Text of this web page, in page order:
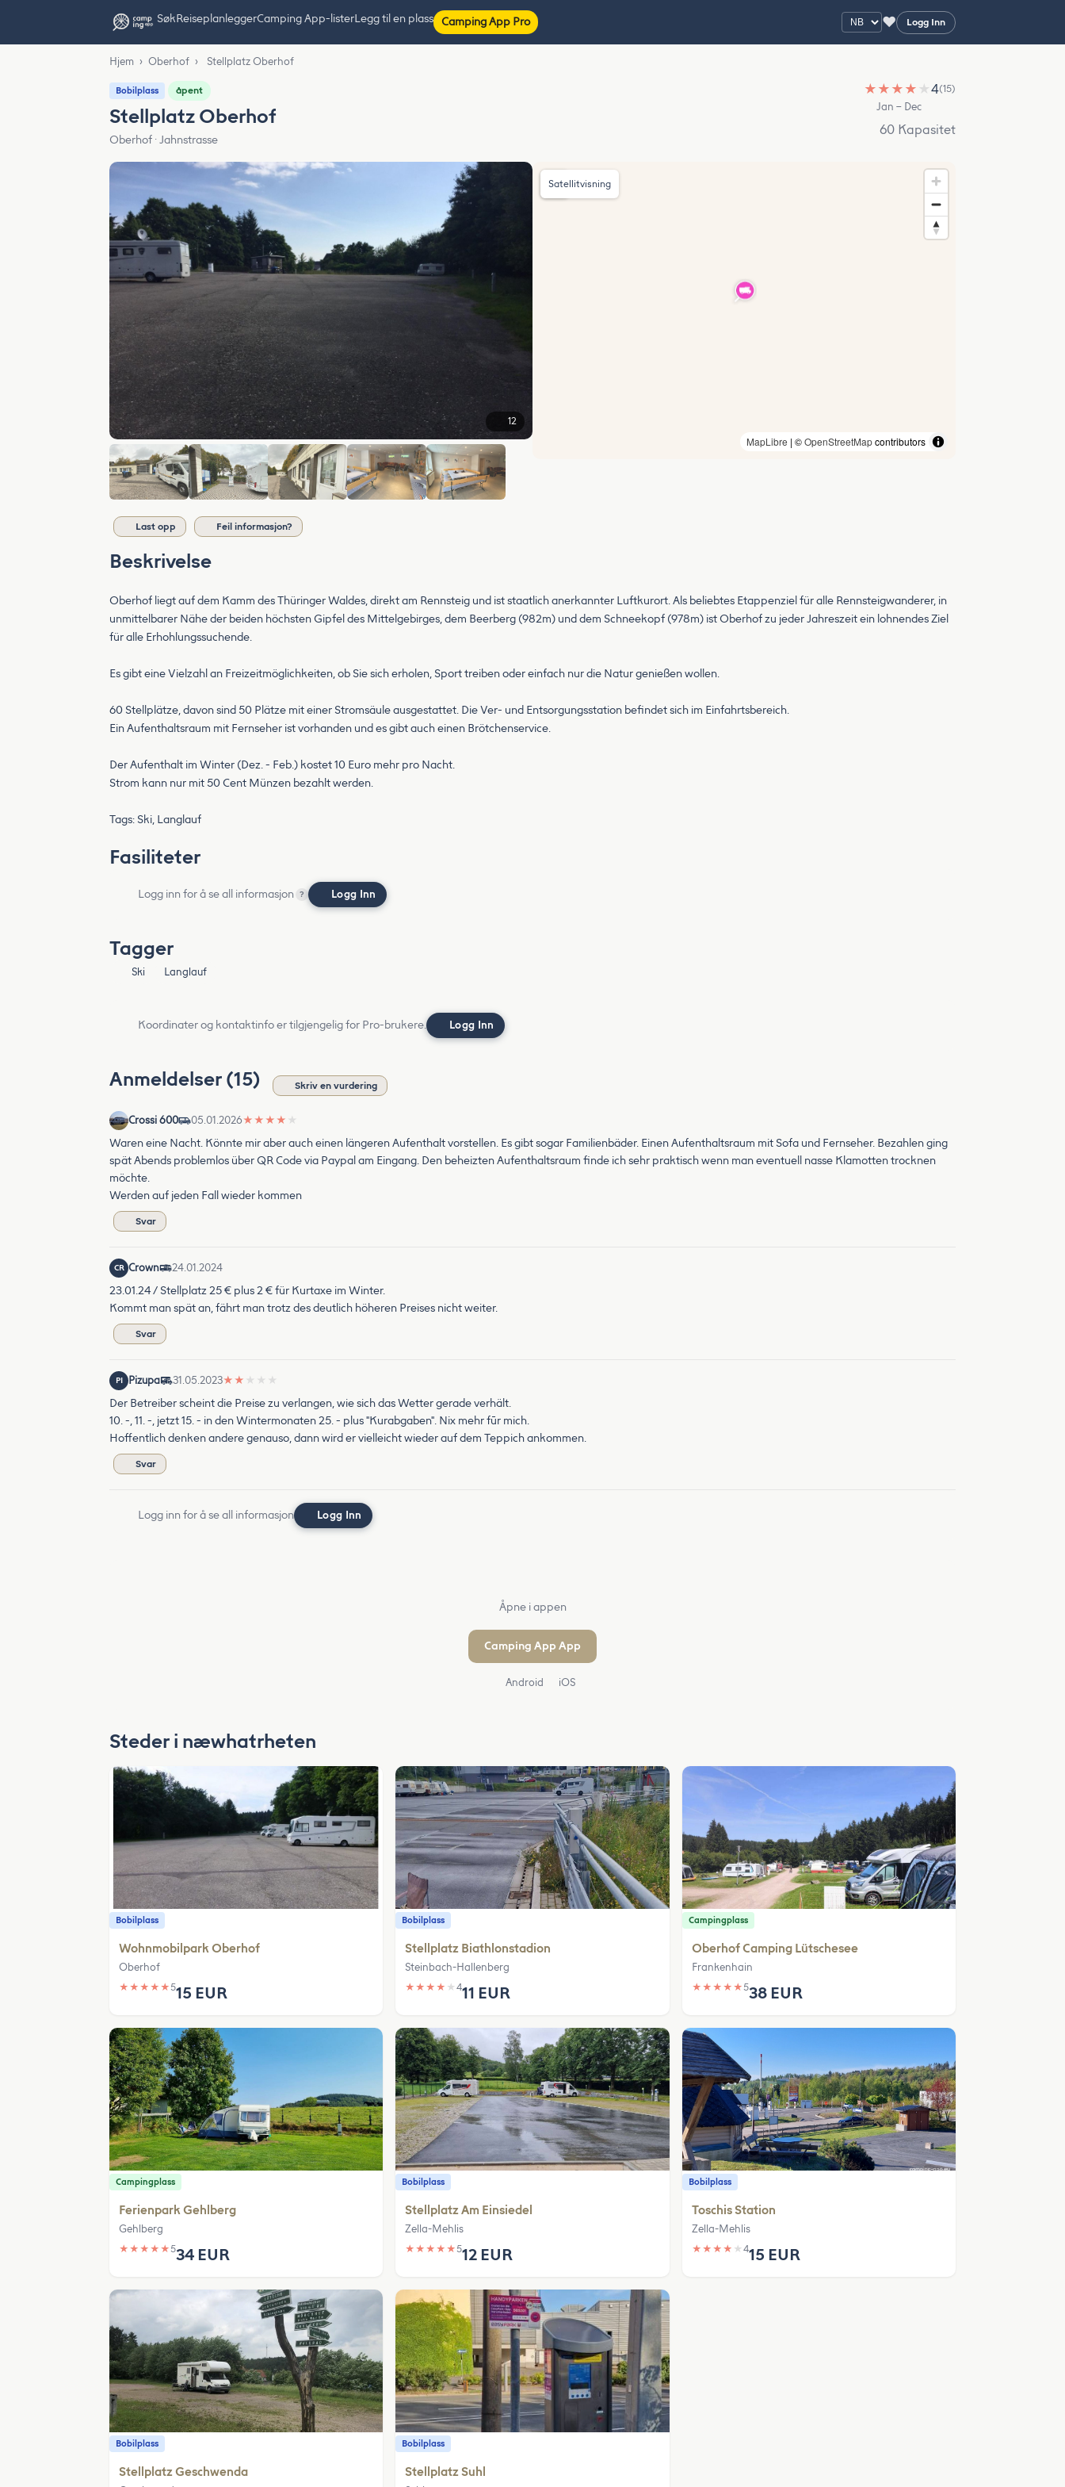
SøkReiseplanleggerCamping App-listerLegg til en plass Camping App Pro ♥ Logg Inn
Hjem › Oberhof › Stellplatz Oberhof
Bobilplass åpent
Stellplatz Oberhof
Oberhof · Jahnstrasse
★ ★ ★ ★ ★4(15)
Jan – Dec
60 Kapasitet
12
MapLibre | ©OpenStreetMapcontributors
Satellitvisning
Last opp Feil informasjon?
Beskrivelse
Oberhof liegt auf dem Kamm des Thüringer Waldes, direkt am Rennsteig und ist staatlich anerkannter Luftkurort. Als beliebtes Etappenziel für alle Rennsteigwanderer, in
unmittelbarer Nähe der beiden höchsten Gipfel des Mittelgebirges, dem Beerberg (982m) und dem Schneekopf (978m) ist Oberhof zu jeder Jahreszeit ein lohnendes Ziel
für alle Erhohlungssuchende.
Es gibt eine Vielzahl an Freizeitmöglichkeiten, ob Sie sich erholen, Sport treiben oder einfach nur die Natur genießen wollen.
60 Stellplätze, davon sind 50 Plätze mit einer Stromsäule ausgestattet. Die Ver- und Entsorgungsstation befindet sich im Einfahrtsbereich.
Ein Aufenthaltsraum mit Fernseher ist vorhanden und es gibt auch einen Brötchenservice.
Der Aufenthalt im Winter (Dez. - Feb.) kostet 10 Euro mehr pro Nacht.
Strom kann nur mit 50 Cent Münzen bezahlt werden.
Tags: Ski, Langlauf
Fasiliteter
Logg inn for å se all informasjon ? Logg Inn
Tagger
Ski Langlauf
Koordinater og kontaktinfo er tilgjengelig for Pro-brukere. Logg Inn
Anmeldelser (15) Skriv en vurdering
Crossi 600 05.01.2026★ ★ ★ ★ ★
Waren eine Nacht. Könnte mir aber auch einen längeren Aufenthalt vorstellen. Es gibt sogar Familienbäder. Einen Aufenthaltsraum mit Sofa und Fernseher. Bezahlen ging
spät Abends problemlos über QR Code via Paypal am Eingang. Den beheizten Aufenthaltsraum finde ich sehr praktisch wenn man eventuell nasse Klamotten trocknen
möchte.
Werden auf jeden Fall wieder kommen
Svar
CR Crown 24.01.2024
23.01.24 / Stellplatz 25 € plus 2 € für Kurtaxe im Winter.
Kommt man spät an, fährt man trotz des deutlich höheren Preises nicht weiter.
Svar
PI Pizupa 31.05.2023★ ★ ★ ★ ★
Der Betreiber scheint die Preise zu verlangen, wie sich das Wetter gerade verhält.
10. -, 11. -, jetzt 15. - in den Wintermonaten 25. - plus "Kurabgaben". Nix mehr fūr mich.
Hoffentlich denken andere genauso, dann wird er vielleicht wieder auf dem Teppich ankommen.
Svar
Logg inn for å se all informasjon Logg Inn
Åpne i appen
Camping App App
Android iOS
Steder i næwhatrheten
Bobilplass
Wohnmobilpark Oberhof
Oberhof
★ ★ ★ ★ ★515 EUR
Bobilplass
Stellplatz Biathlonstadion
Steinbach-Hallenberg
★ ★ ★ ★ ★411 EUR
Campingplass
Oberhof Camping Lütschesee
Frankenhain
★ ★ ★ ★ ★538 EUR
Campingplass
Ferienpark Gehlberg
Gehlberg
★ ★ ★ ★ ★534 EUR
Bobilplass
Stellplatz Am Einsiedel
Zella-Mehlis
★ ★ ★ ★ ★512 EUR
Bobilplass
Toschis Station
Zella-Mehlis
★ ★ ★ ★ ★ 415 EUR
Bobilplass
Stellplatz Geschwenda
Bobilplass
Stellplatz Suhl